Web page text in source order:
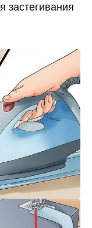
застегивания